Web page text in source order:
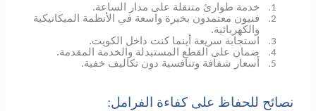
1. خدمة طوارئ متنقلة على مدار الساعة.
2.
فنيون معتمدون بخبرة واسعة في الأنظمة الميكانيكية
والكهربائية.
3. استجابة سريعة أينما كنت داخل الكويت.
4. ضمان على القطع المستبدلة والخدمة المقدمة.
5. أسعار شفافة وتنافسية دون تكاليف خفية.
نصائح للحفاظ على كفاءة الفرامل: